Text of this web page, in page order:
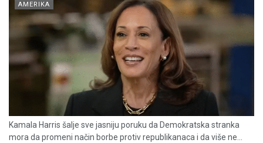
AMERIKA
Kamala Harris šalje sve jasniju poruku da Demokratska stranka
mora da promeni način borbe protiv republikanaca i da više ne...